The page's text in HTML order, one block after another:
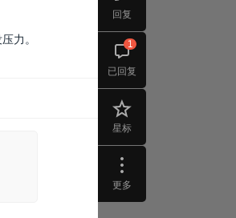
回复
已回复
1
星标
更多
力。